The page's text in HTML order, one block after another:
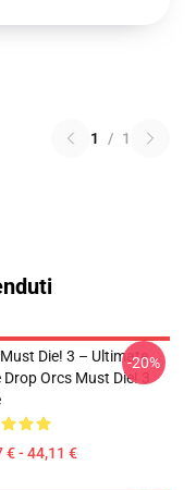
1 / 1
Die! 3 – Ultimate
Drop Orcs Must Die! 3
€ - 44,11 €
-20%